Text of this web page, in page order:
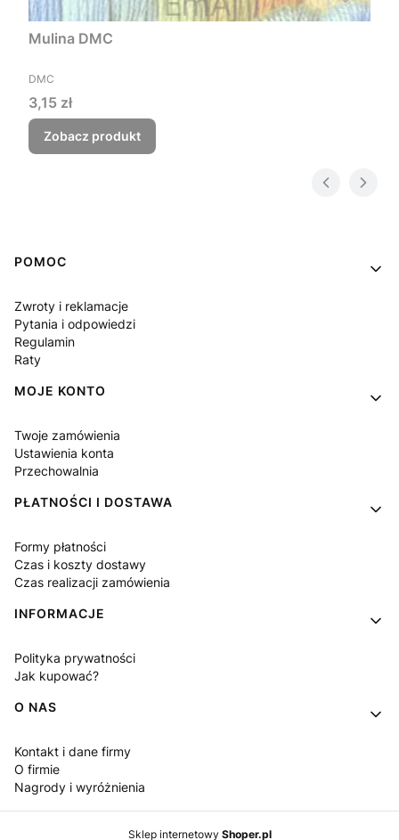
Mulina DMC
PRODUCENT
DMC
Cena
3,15 zł
Zobacz produkt
Linki w stopce
POMOC
Zwroty i reklamacje
Pytania i odpowiedzi
Regulamin
Raty
MOJE KONTO
Twoje zamówienia
Ustawienia konta
Przechowalnia
PŁATNOŚCI I DOSTAWA
Formy płatności
Czas i koszty dostawy
Czas realizacji zamówienia
INFORMACJE
Polityka prywatności
Jak kupować?
O NAS
Kontakt i dane firmy
O firmie
Nagrody i wyróżnienia
Sklep internetowy Shoper.pl